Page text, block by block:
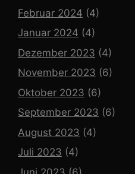
Februar 2024 (4)
Januar 2024 (4)
Dezember 2023 (4)
November 2023 (6)
Oktober 2023 (6)
September 2023 (6)
August 2023 (4)
Juli 2023 (4)